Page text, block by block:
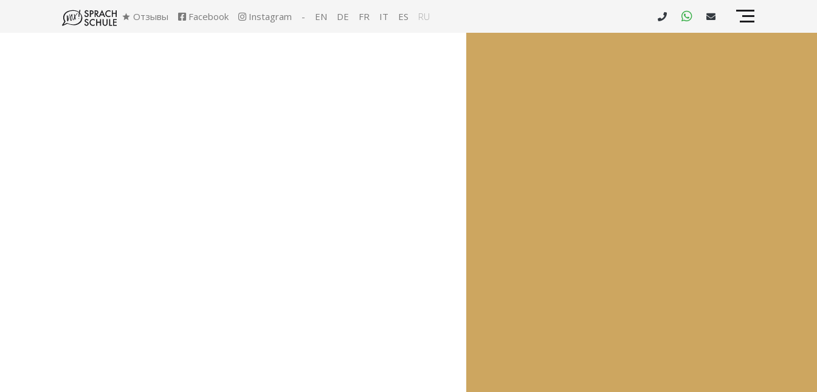
Отзывы Facebook Instagram - EN DE FR IT ES RU